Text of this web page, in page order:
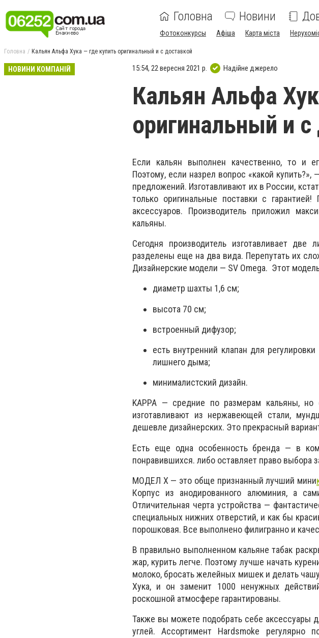
Головна Новини
Фотоконкурсы Афіша Карта міста
Головна Кальян Альфа Хука — где купить оригинальный и с доставкой
НОВИНИ КОМПАНІЙ 15:54, 22 вересня 2021 р. Надійне джерело
Кальян Альфа
оригинальный и
Если кальян выполнен качественно, то и
Поэтому, если назрел вопрос «какой купить?»,
предложений. Изготавливают их в России,
только оригинальные поставки с
аксессуаров. Производитель приложил
кальяны.
Сегодня производитель изготавливает
разделены еще на два вида. Перепутать их
Дизайнерские модели — SV Omega. Этот
диаметр шахты 1,6 см;
высота 70 см;
встроенный дифузор;
есть внутренний клапан для
лишнего дыма;
минималистский дизайн.
KAPPA — средние по размерам кальяны,
изготавливают из нержавеющей стали,
дешевле дизайнерских. Это прекрасный
Есть еще одна особенность бренда — в
понравившихся. либо оставляет право выбора
МОДЕЛ Х — это обще признанный лучший мини
Корпус из анодированного алюминия, а
Отличительная черта устройства —
специальных нижних отверстий, и как бы
порошковая. Все выполнено филигранно и
В правильно выполненном кальяне табак
жар, курить легче. Поэтому лучше начать
молоко, бросать желейных мишек и делать
Хука, и он заменит 1000 ненужных
роскошной атмосфере гарантированы.
Также вы можете подобрать себе аксессуары
углей. Ассортимент Hardsmoke регулярно